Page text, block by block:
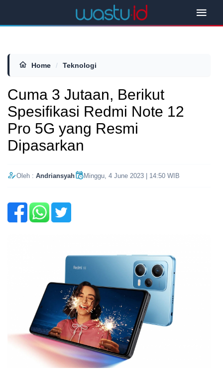
Home / Teknologi
Cuma 3 Jutaan, Berikut
Spesifikasi Redmi Note 12
Pro 5G yang Resmi
Dipasarkan
Oleh : Andriansyah Minggu, 4 June 2023 | 14:50 WIB